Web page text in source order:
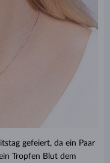
gefeiert, da ein Paar
Tropfen Blut dem